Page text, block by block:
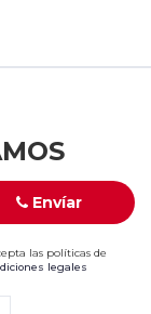
Envíar
las políticas de
legales